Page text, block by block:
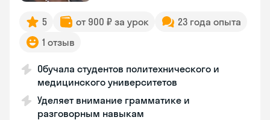
5 от 900 ₽ за урок
23 года опыта
1 отзыв
Обучала студентов политехнического и
медицинского университетов
Уделяет внимание грамматике и
разговорным навыкам